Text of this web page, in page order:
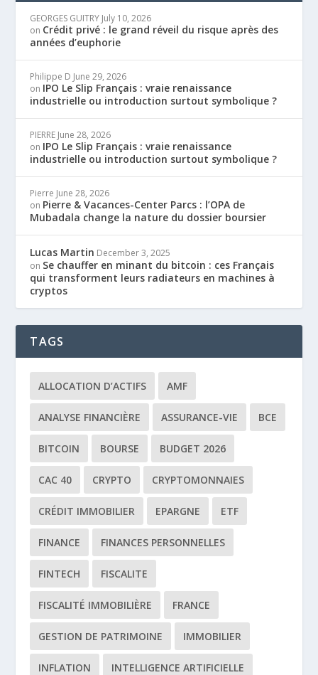
GEORGES GUITRY July 10, 2026
on Crédit privé : le grand réveil du risque après des
années d’euphorie
Philippe D June 29, 2026
on IPO Le Slip Français : vraie renaissance
industrielle ou introduction surtout symbolique ?
PIERRE June 28, 2026
on IPO Le Slip Français : vraie renaissance
industrielle ou introduction surtout symbolique ?
Pierre June 28, 2026
on Pierre & Vacances-Center Parcs : l’OPA de
Mubadala change la nature du dossier boursier
Lucas Martin December 3, 2025
on Se chauffer en minant du bitcoin : ces Français
qui transforment leurs radiateurs en machines à
cryptos
TAGS
ALLOCATION D’ACTIFS AMF
ANALYSE FINANCIÈRE ASSURANCE-VIE BCE
BITCOIN BOURSE BUDGET 2026
CAC 40 CRYPTO CRYPTOMONNAIES
CRÉDIT IMMOBILIER EPARGNE ETF
FINANCE FINANCES PERSONNELLES
FINTECH FISCALITE
FISCALITÉ IMMOBILIÈRE FRANCE
GESTION DE PATRIMOINE IMMOBILIER
INFLATION INTELLIGENCE ARTIFICIELLE